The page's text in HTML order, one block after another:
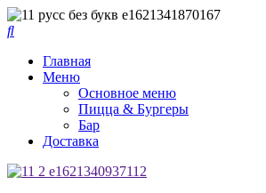
Главная
Меню
Основное меню
Пицца & Бургеры
Бар
Доставка